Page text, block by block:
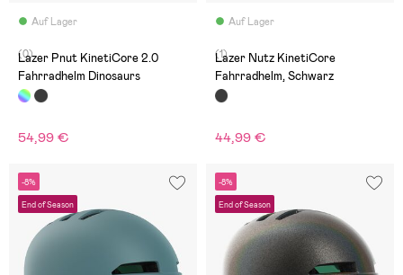
Auf Lager
(0)
Lazer Pnut KinetiCore 2.0
Fahrradhelm Dinosaurs
54,99 €
Auf Lager
(1)
Lazer Nutz KinetiCore
Fahrradhelm, Schwarz
44,99 €
-8%
End of Season
-8%
End of Season